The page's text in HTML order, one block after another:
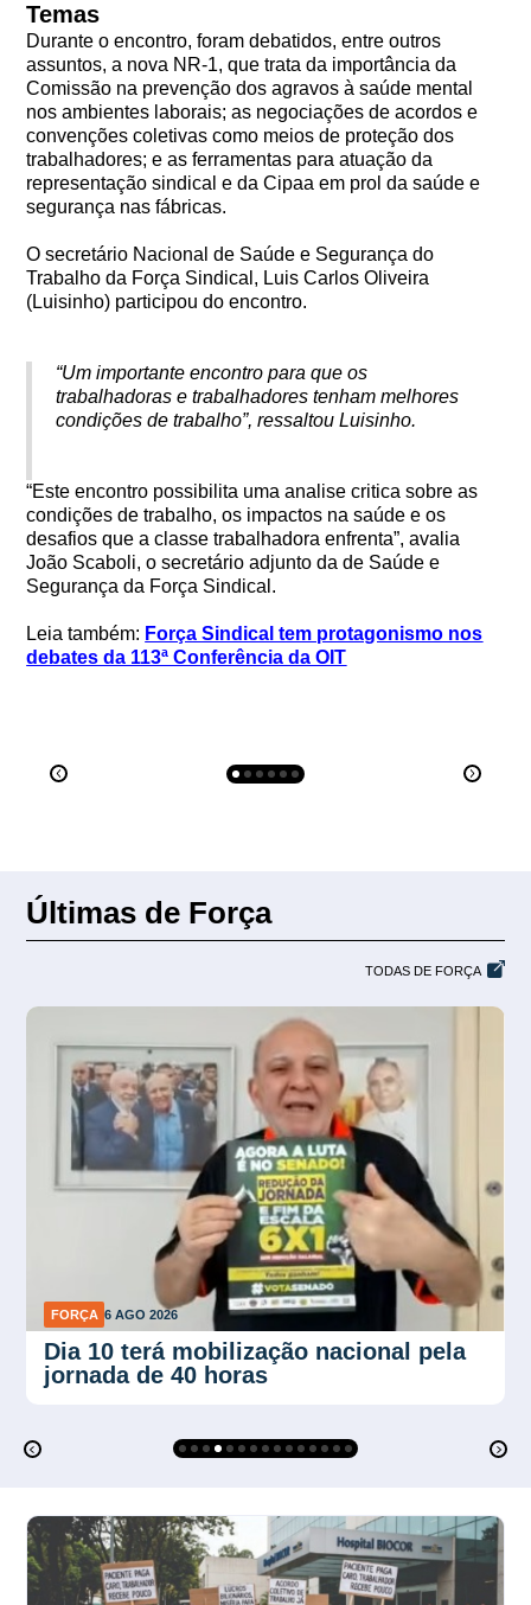
Temas
Durante o encontro, foram debatidos, entre outros
assuntos, a nova NR-1, que trata da importância da
Comissão na prevenção dos agravos à saúde mental
nos ambientes laborais; as negociações de acordos e
convenções coletivas como meios de proteção dos
trabalhadores; e as ferramentas para atuação da
representação sindical e da Cipaa em prol da saúde e
segurança nas fábricas.
O secretário Nacional de Saúde e Segurança do
Trabalho da Força Sindical, Luis Carlos Oliveira
(Luisinho) participou do encontro.
“Um importante encontro para que os
trabalhadoras e trabalhadores tenham melhores
condições de trabalho”, ressaltou Luisinho.
“Este encontro possibilita uma analise critica sobre as
condições de trabalho, os impactos na saúde e os
desafios que a classe trabalhadora enfrenta”, avalia
João Scaboli, o secretário adjunto da de Saúde e
Segurança da Força Sindical.
Leia também: Força Sindical tem protagonismo nos
debates da 113ª Conferência da OIT
Últimas de Força
TODAS DE FORÇA
FORÇA 6 AGO 2026
Dia 10 terá mobilização nacional pela
jornada de 40 horas